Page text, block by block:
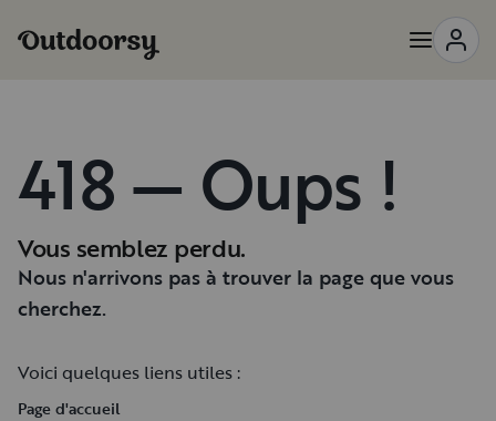
418 — Oups !
Vous semblez perdu.
Nous n'arrivons pas à trouver la page que vous
cherchez.
Voici quelques liens utiles :
Page d'accueil